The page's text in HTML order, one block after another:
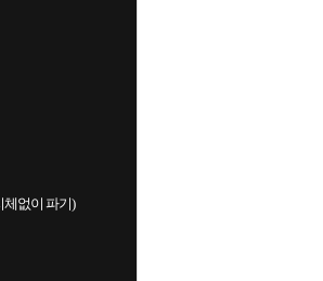
체없이 파기)